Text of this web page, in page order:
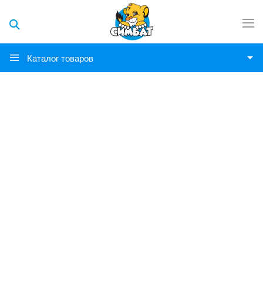
Каталог товаров